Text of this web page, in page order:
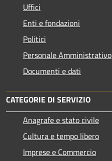
Uffici
Enti e fondazioni
Politici
Personale Amministrativo
Documenti e dati
CATEGORIE DI SERVIZIO
Anagrafe e stato civile
Cultura e tempo libero
Imprese e Commercio